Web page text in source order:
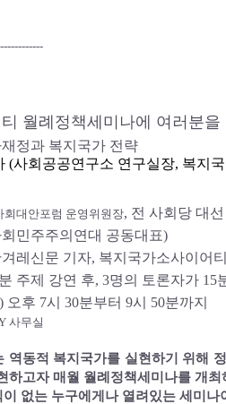
월례정책세미나에 여러분을
정과 복지국가 전략
(사회공공연구소 연구실장, 복지
회대안포럼 운영위원장, 전 사회당 대
주의연대 공동대표)
문 기자, 복지국가소사이어티
주제 강연 후, 3명의 토론자가 15
후 7시 30분부터 9시 50분까지
사무실
역동적 복지국가를 실현하기 위해
하고자 매월 월례정책세미나를 개최
없는 누구에게나 열려있는 세미